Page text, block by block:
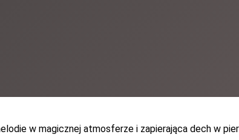
w magicznej atmosferze i zapierająca dech w